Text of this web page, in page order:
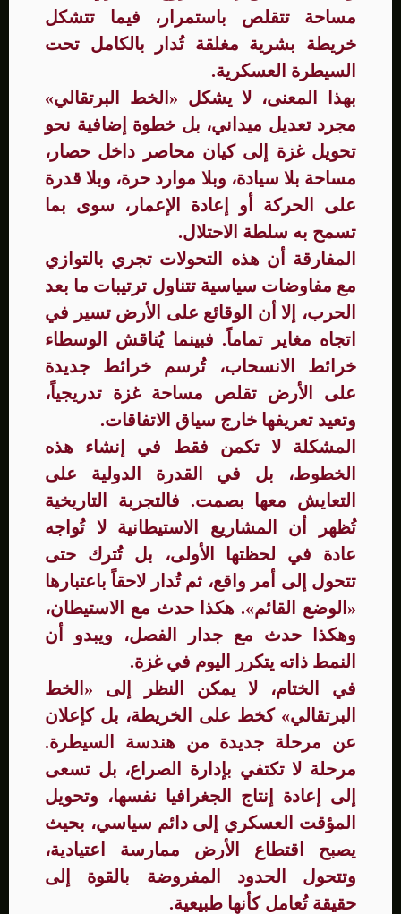
مساحة تتقلص باستمرار، فيما تتشكل
خريطة بشرية مغلقة تُدار بالكامل تحت
السيطرة العسكرية.
بهذا المعنى، لا يشكل «الخط البرتقالي»
مجرد تعديل ميداني، بل خطوة إضافية نحو
تحويل غزة إلى كيان محاصر داخل حصار،
مساحة بلا سيادة، وبلا موارد حرة، وبلا قدرة
على الحركة أو إعادة الإعمار، سوى بما
تسمح به سلطة الاحتلال.
المفارقة أن هذه التحولات تجري بالتوازي
مع مفاوضات سياسية تتناول ترتيبات ما بعد
الحرب، إلا أن الوقائع على الأرض تسير في
اتجاه مغاير تماماً. فبينما يُناقش الوسطاء
خرائط الانسحاب، تُرسم خرائط جديدة
على الأرض تقلص مساحة غزة تدريجياً،
وتعيد تعريفها خارج سياق الاتفاقات.
المشكلة لا تكمن فقط في إنشاء هذه
الخطوط، بل في القدرة الدولية على
التعايش معها بصمت. فالتجربة التاريخية
تُظهر أن المشاريع الاستيطانية لا تُواجه
عادة في لحظتها الأولى، بل تُترك حتى
تتحول إلى أمر واقع، ثم تُدار لاحقاً باعتبارها
«الوضع القائم». هكذا حدث مع الاستيطان،
وهكذا حدث مع جدار الفصل، ويبدو أن
النمط ذاته يتكرر اليوم في غزة.
في الختام، لا يمكن النظر إلى «الخط
البرتقالي» كخط على الخريطة، بل كإعلان
عن مرحلة جديدة من هندسة السيطرة.
مرحلة لا تكتفي بإدارة الصراع، بل تسعى
إلى إعادة إنتاج الجغرافيا نفسها، وتحويل
المؤقت العسكري إلى دائم سياسي، بحيث
يصبح اقتطاع الأرض ممارسة اعتيادية،
وتتحول الحدود المفروضة بالقوة إلى
حقيقة تُعامل كأنها طبيعية.